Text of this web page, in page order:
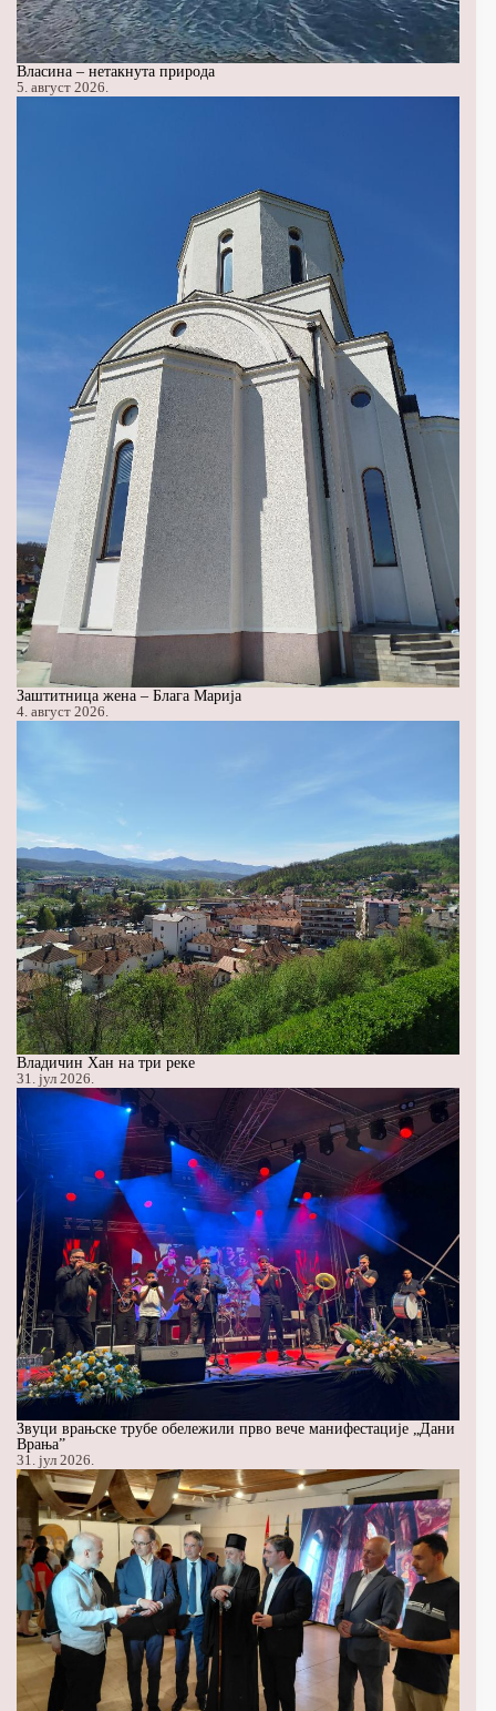
Власина – нетакнута природа
5. август 2026.
Заштитница жена – Блага Марија
4. август 2026.
Владичин Хан на три реке
31. јул 2026.
Звуци врањске трубе обележили прво вече манифестације „Дани
Врања”
31. јул 2026.